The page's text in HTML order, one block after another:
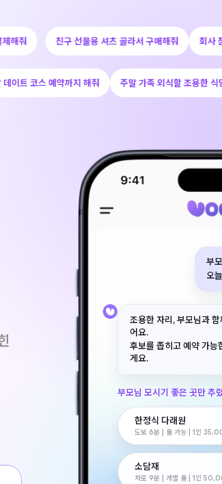
이하 주차권 결제해줘 친구 선물용 셔츠 골라서 구
약까지 해줘 주말 가족 외식할 조용한 식당 예약해줘
부
오
조용한 자리, 부모님과
어요.
후보를 좁히고 예약 가능
게요.
부모님 모시기 좋은 곳만 추
한정식 다래원
도보 6분 | 룸 가능 | 1인
소담재
차로 9분 | 개별 룸 | 1인